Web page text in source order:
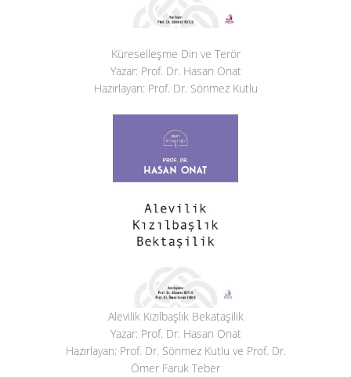
Küreselleşme Din ve Terör
Yazar: Prof. Dr. Hasan Onat
Hazırlayan: Prof. Dr. Sönmez Kutlu
Alevilik Kızılbaşlık Bekataşilik
Yazar: Prof. Dr. Hasan Onat
Hazırlayan: Prof. Dr. Sönmez Kutlu ve Prof. Dr.
Ömer Faruk Teber